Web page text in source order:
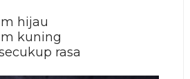
hijau
kuning
rasa